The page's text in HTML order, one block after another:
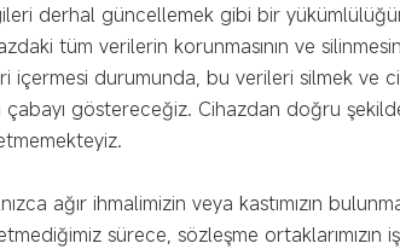
derhal güncellemek gibi bir
tüm verilerin korunmasının ve
içermesi durumunda, bu verileri silmek ve
göstereceğiz. Cihazdan doğru
ağır ihmalimizin veya kastımızın
sürece, sözleşme